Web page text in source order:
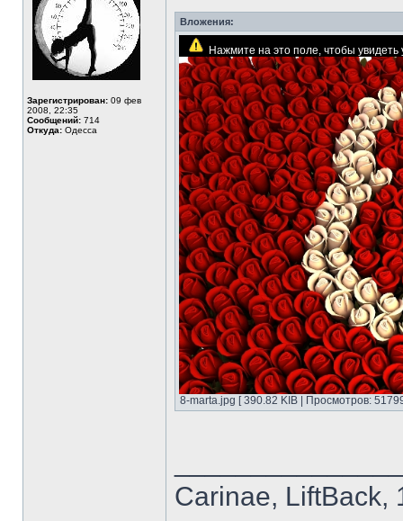
Зарегистрирован: 09 фев
2008, 22:35
Сообщений: 714
Откуда: Одесса
Вложения:
Нажмите на это поле, чтобы
8-marta.jpg [ 390.82 KIB | Просмотров:
Carinae, LiftBack,